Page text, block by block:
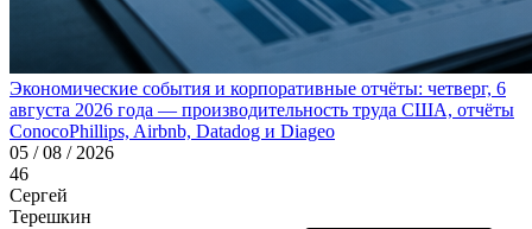
Экономические события и корпоративные отчёты: четверг, 6
августа 2026 года — производительность труда США, отчёты
ConocoPhillips, Airbnb, Datadog и Diageo
05 / 08 / 2026
46
Сергей
Терешкин